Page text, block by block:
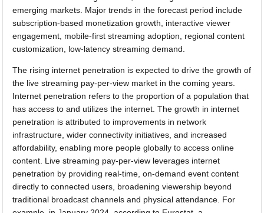
emerging markets. Major trends in the forecast period include
subscription-based monetization growth, interactive viewer
engagement, mobile-first streaming adoption, regional content
customization, low-latency streaming demand.
The rising internet penetration is expected to drive the growth of
the live streaming pay-per-view market in the coming years.
Internet penetration refers to the proportion of a population that
has access to and utilizes the internet. The growth in internet
penetration is attributed to improvements in network
infrastructure, wider connectivity initiatives, and increased
affordability, enabling more people globally to access online
content. Live streaming pay-per-view leverages internet
penetration by providing real-time, on-demand event content
directly to connected users, broadening viewership beyond
traditional broadcast channels and physical attendance. For